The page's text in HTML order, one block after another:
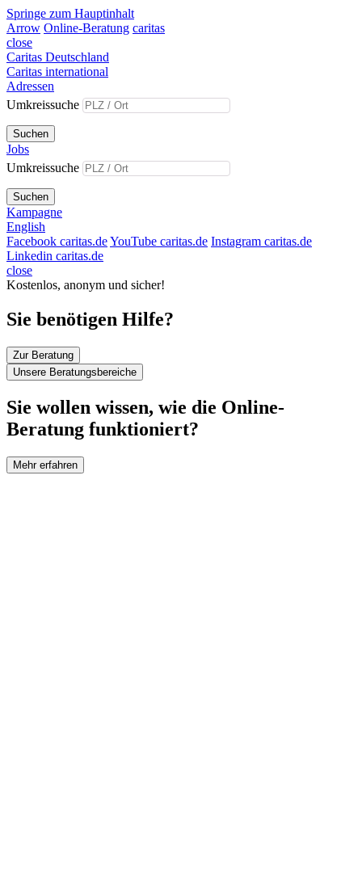
Springe zum Hauptinhalt
Arrow Online-Beratung caritas
close
Caritas Deutschland
Caritas international
Adressen
Umkreissuche
Suchen
Jobs
Umkreissuche
Suchen
Kampagne
English
Facebook caritas.deYouTube caritas.de Instagram caritas.de
Linkedin caritas.de
close
Kostenlos, anonym und sicher!
Sie benötigen Hilfe?
Zur Beratung
Unsere Beratungsbereiche
Sie wollen wissen, wie die Online-
Beratung funktioniert?
Mehr erfahren